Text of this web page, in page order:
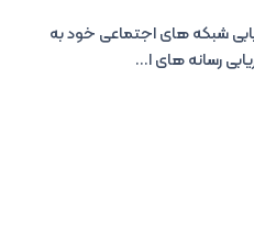
شبکه های اجتماعی خود به
رسانه های ا...